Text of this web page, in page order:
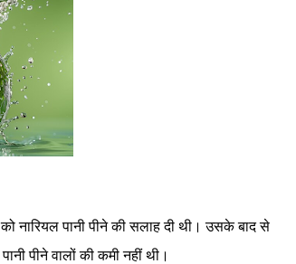
को नारियल पानी पीने की सलाह दी थी। उसके बाद से
पीने वालों की कमी नहीं थी।